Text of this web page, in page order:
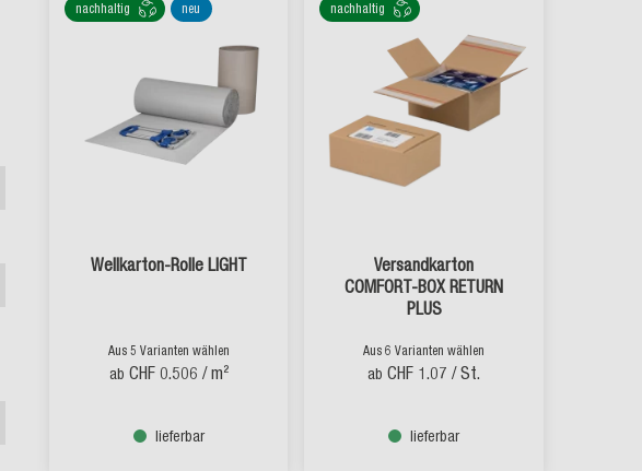
nachhaltig neu
Wellkarton-Rolle LIGHT
Aus 5 Varianten wählen
ab CHF 0.506 / m²
lieferbar
nachhaltig
Versandkarton
COMFORT-BOX RETURN
PLUS
Aus 6 Varianten wählen
ab CHF 1.07 / St.
lieferbar